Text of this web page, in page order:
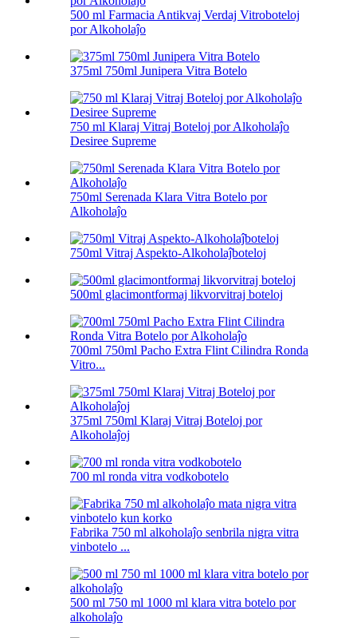
500 ml Farmacia Antikvaj Verdaj Vitroboteloj
por Alkoholaĵo
375ml 750ml Junipera Vitra Botelo
750 ml Klaraj Vitraj Boteloj por Alkoholaĵo
Desiree Supreme
750ml Serenada Klara Vitra Botelo por
Alkoholaĵo
750ml Vitraj Aspekto-Alkoholaĵboteloj
500ml glacimontformaj likvorvitraj boteloj
700ml 750ml Pacho Extra Flint Cilindra Ronda
Vitro...
375ml 750ml Klaraj Vitraj Boteloj por
Alkoholaĵoj
700 ml ronda vitra vodkobotelo
Fabrika 750 ml alkoholaĵo senbrila nigra vitra
vinbotelo ...
500 ml 750 ml 1000 ml klara vitra botelo por
alkoholaĵo